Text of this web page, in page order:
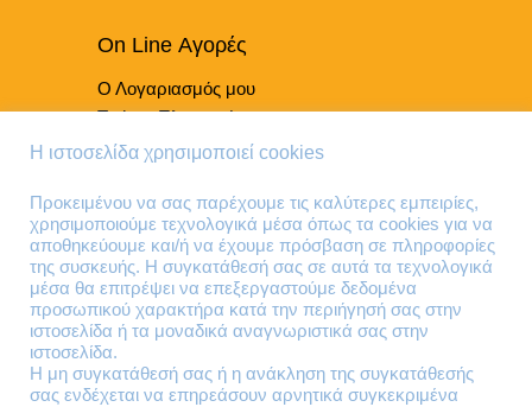
On Line Αγορές
Ο Λογαριασμός μου
Τρόποι Πληρωμής
Τρόποι Παράδοσης
Τηλέφωνα Επικοινωνίας
210 41 13 636
210 41 13 280
Διεύθυνση
Θηβών 220
Η ιστοσελίδα χρησιμοποιεί cookies
Προκειμένου να σας παρέχουμε τις καλύτερες εμπειρίες,
χρησιμοποιούμε τεχνολογικά μέσα όπως τα cookies για να
αποθηκεύουμε και/ή να έχουμε πρόσβαση σε πληροφορίες
της συσκευής. Η συγκατάθεσή σας σε αυτά τα τεχνολογικά
μέσα θα επιτρέψει να επεξεργαστούμε δεδομένα
προσωπικού χαρακτήρα κατά την περιήγησή σας στην
ιστοσελίδα ή τα μοναδικά αναγνωριστικά σας στην
ιστοσελίδα.
Η μη συγκατάθεσή σας ή η ανάκληση της συγκατάθεσής
σας ενδέχεται να επηρεάσουν αρνητικά συγκεκριμένα